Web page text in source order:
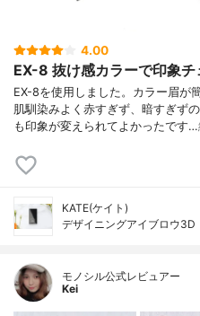
4.00
EX-8 抜け感カラーで印象チ
EX-8を使用しました。カラー眉が
肌馴染みよく赤すぎず、暗すぎず
も印象が変えられてよかったです…
KATE(ケイト)
デザイニングアイブロウ3D
モノシル公式レビュアー
Kei